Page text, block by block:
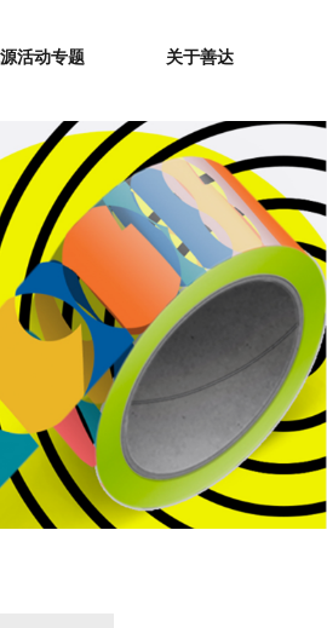
活动专题 关于善达